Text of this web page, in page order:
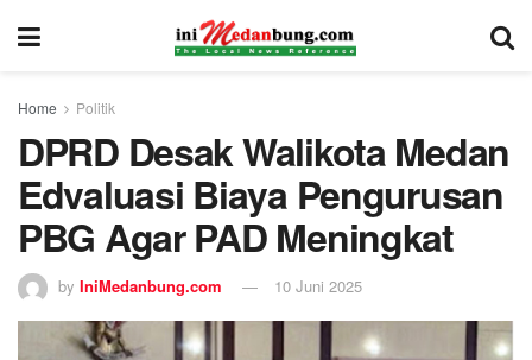
Home Politik
DPRD Desak Walikota Medan
Edvaluasi Biaya Pengurusan
PBG Agar PAD Meningkat
by IniMedanbung.com 10 Juni 2025